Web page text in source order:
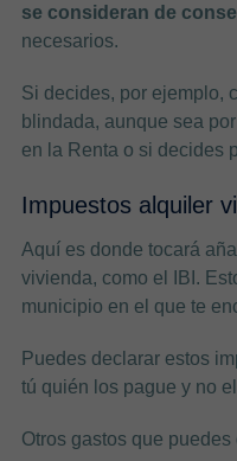
se consideran de
necesarios.
Si decides, por ejemplo,
blindada, aunque sea
en la Renta o si decides
Impuestos alquiler
Aquí es donde tocará
vivienda, como el IBI.
municipio en el que te
Puedes declarar estos
tú quién los pague y no
Otros gastos que puedes